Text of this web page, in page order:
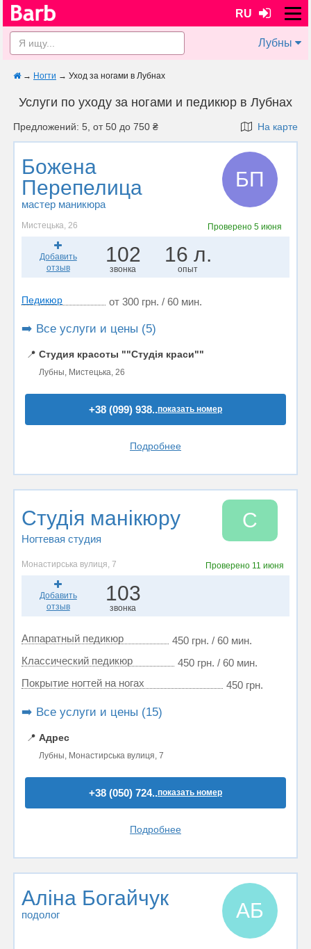
RU
Лубны
→ Ногти → Уход за ногами в Лубнах
Услуги по уходу за ногами и педикюр в Лубнах
Предложений: 5, от 50 до 750 ₴ На карте
Божена
Перепелица
мастер маникюра
БП
Мистецька, 26 Проверено5 июня
Добавить
отзыв
102
звонка
16 л.
опыт
Педикюр от 300 грн. / 60 мин.
➡️ Все услуги и цены (5)
📍 Студия красоты ""Студія краси""
Лубны, Мистецька, 26
+38 (099) 938..показать номер
Подробнее
Студія манікюру
Ногтевая студия
С
Монастирська вулиця, 7 Проверено 11 июня
Добавить
отзыв
103
звонка
Аппаратный педикюр
450 грн. / 60 мин.
Классический педикюр
450 грн. / 60 мин.
Покрытие ногтей на ногах
450 грн.
➡️ Все услуги и цены (15)
📍 Адрес
Лубны, Монастирська вулиця, 7
+38 (050) 724..показать номер
Подробнее
Аліна Богайчук
подолог АБ